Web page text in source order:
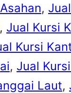
,
, Jual Kursi
Kursi
, Jual
Laut,